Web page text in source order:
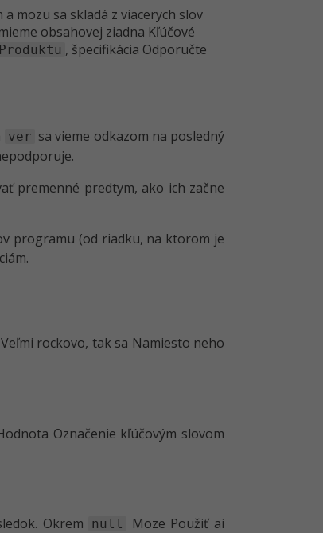
mozu sa skladá z viacerych slov
obsahovej ziadna Kľúčové
, špecifikácia Odporučte
ver sa vieme odkazom na posledný
premenné predtym, ako ich začne
programu (od riadku, na ktorom je
rockovo, tak sa Namiesto neho
Označenie kľúčovým slovom
Okrem null
Moze Použiť ai